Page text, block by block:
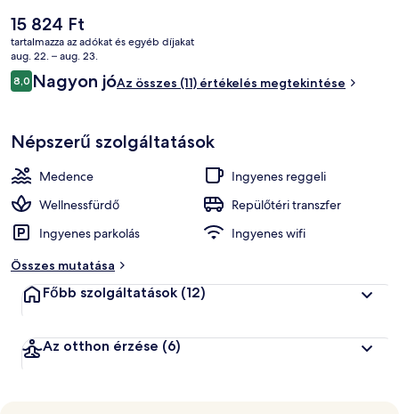
is várja.
A
jelenlegi
ár
15 824 Ft
15 824 Ft
tartalmazza az adókat és egyéb díjakat
aug. 22. – aug. 23.
Értékelések
8,08,0 ennyiből: 10
Nagyon jóAz összes (11) értékelés megtekintése
Népszerű szolgáltatások
Medence
Ingyenes reggeli
Wellnessfürdő
Repülőtéri transzfer
Ingyenes parkolás
Ingyenes wifi
Összes mutatása
Főbb szolgáltatások (12)
Az otthon érzése (6)